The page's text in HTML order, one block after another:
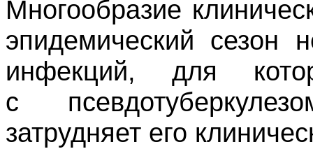
Многообразие
эпидемический сезон
инфекций, для
с
затрудняет его